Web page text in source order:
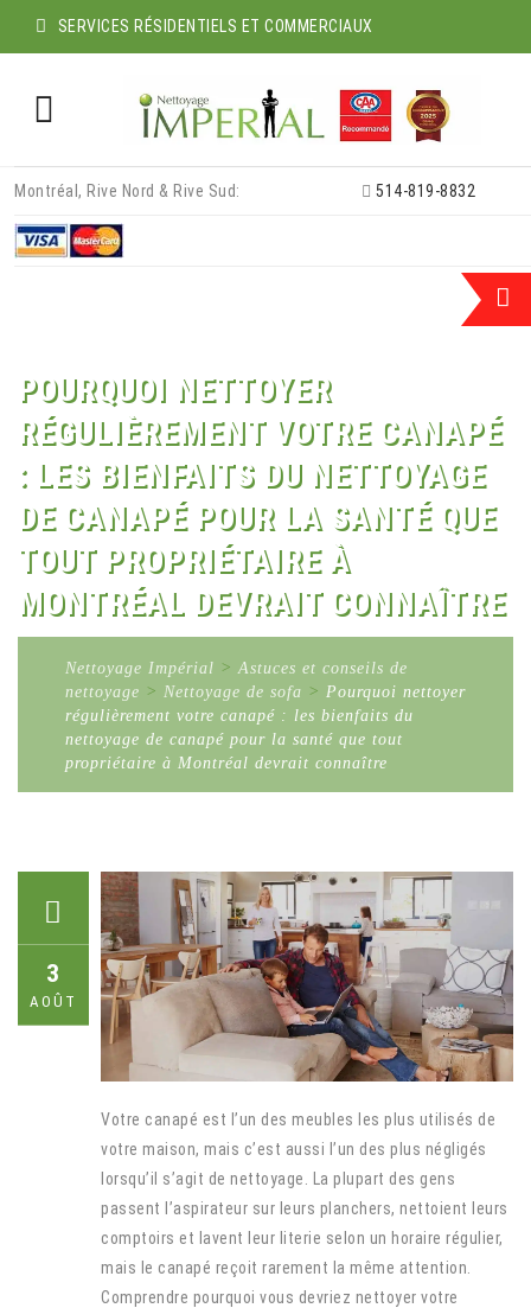
SERVICES RÉSIDENTIELS ET COMMERCIAUX
content
Montréal, Rive Nord & Rive Sud: 514-819-8832
POURQUOI NETTOYER
RÉGULIÈREMENT VOTRE CANAPÉ
: LES BIENFAITS DU NETTOYAGE
DE CANAPÉ POUR LA SANTÉ QUE
TOUT PROPRIÉTAIRE À
MONTRÉAL DEVRAIT CONNAÎTRE
Nettoyage Impérial >Astuces et conseils de
nettoyage > Nettoyage de sofa > Pourquoi nettoyer
régulièrement votre canapé : les bienfaits du
nettoyage de canapé pour la santé que tout
propriétaire à Montréal devrait connaître
3
AOÛT
Votre canapé est l’un des meubles les plus utilisés de
votre maison, mais c’est aussi l’un des plus négligés
lorsqu’il s’agit de nettoyage. La plupart des gens
passent l’aspirateur sur leurs planchers, nettoient leurs
comptoirs et lavent leur literie selon un horaire régulier,
mais le canapé reçoit rarement la même attention.
Comprendre pourquoi vous devriez nettoyer votre